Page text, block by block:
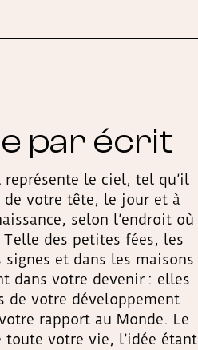
par écrit
représente le ciel, tel qu’il
de votre tête, le jour et à
selon l’endroit où
des petites fées, les
signes et dans les maisons
dans votre devenir : elles
de votre développement
rapport au Monde. Le
toute votre vie, l’idée étant